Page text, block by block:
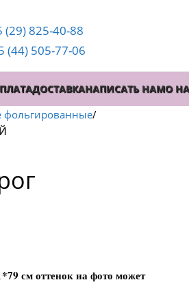
(29) 825-40-88
(44) 505-77-06
ДОСТАВКАНАПИСАТЬ НАМО
см оттенок на фото может